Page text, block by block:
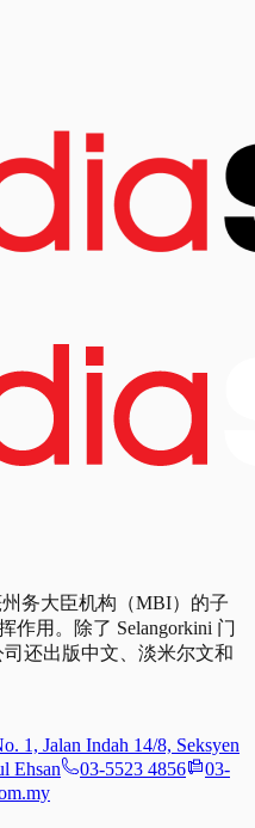
州务大臣机构（MBI）的子
作用。除了 Selangorkini 门
司还出版中文、淡米尔文和
1, Jalan Indah 14/8, Seksyen
Ehsan
03-5523 4856
03-